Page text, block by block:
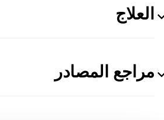
العلاج
مراجع المصادر